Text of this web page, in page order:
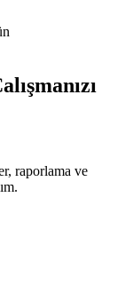
raporlama ve